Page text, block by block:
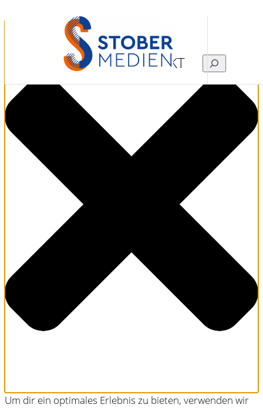
Um dir ein optimales Erlebnis zu bieten, verwenden wir
KONTAKT SUCHEN